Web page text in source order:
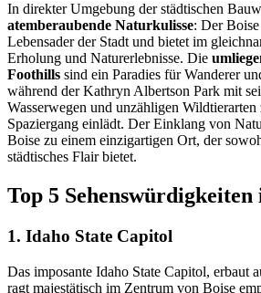
In direkter Umgebung der städtischen
atemberaubende Naturkulisse: Der
Lebensader der Stadt und bietet im
Erholung und Naturerlebnisse. Die
Foothills sind ein Paradies für Wanderer
während der Kathryn Albertson Park mit
Wasserwegen und unzähligen Wildtierarten
Spaziergang einlädt. Der Einklang von
Boise zu einem einzigartigen Ort, der
städtisches Flair bietet.
Top 5 Sehenswürdigkeiten
1. Idaho State Capitol
Das imposante Idaho State Capitol, erbaut
ragt majestätisch im Zentrum von Boise